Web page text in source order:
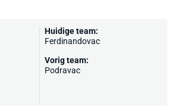
Huidige team:
Ferdinandovac
Vorig team:
Podravac